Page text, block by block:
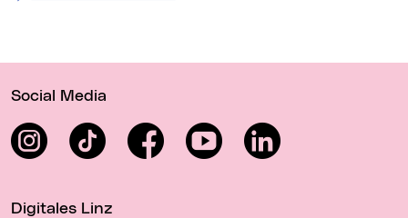
Social Media
InstagramTikTok FacebookYouTube LinkedIn
Digitales Linz